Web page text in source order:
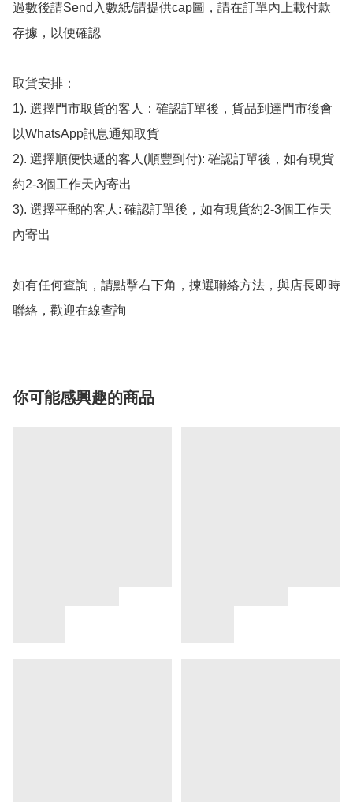
過數後請Send入數紙/請提供cap圖，請在訂單內上載付款
存據，以便確認
取貨安排：
1). 選擇門市取貨的客人：確認訂單後，貨品到達門市後會
以WhatsApp訊息通知取貨
2). 選擇順便快遞的客人(順豐到付): 確認訂單後，如有現貨
約2-3個工作天內寄出
3). 選擇平郵的客人: 確認訂單後，如有現貨約2-3個工作天
內寄出
如有任何查詢，請點擊右下角，揀選聯絡方法，與店長即時
聯絡，歡迎在線查詢
你可能感興趣的商品